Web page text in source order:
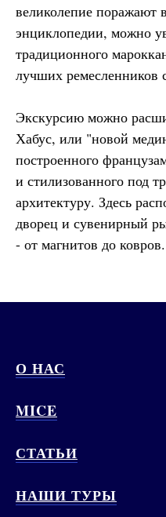
великолепие поражают
энциклопедии, можно
традиционного
лучших ремесленников
Экскурсию можно
Хабус, или "новой
построенного
и стилизованного под
архитектуру. Здесь
дворец и сувенирный
- от магнитов до ковров.
О НАС
MICE
СТАТЬИ
НАШИ ТУРЫ